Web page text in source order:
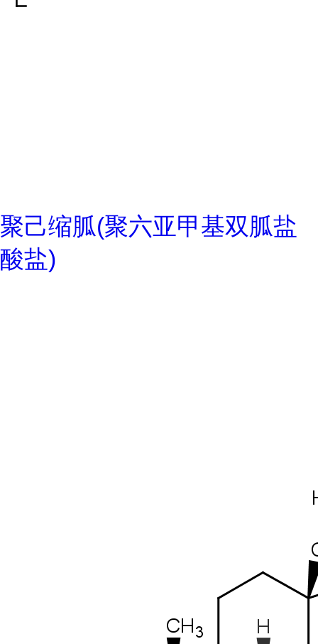
聚己缩胍(聚六亚甲基双胍盐
酸盐)